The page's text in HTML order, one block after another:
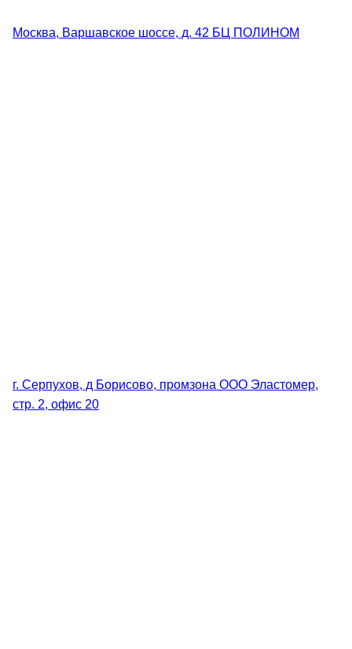
Москва, Варшавское шоссе, д. 42 БЦ ПОЛИНОМ
г. Серпухов, д Борисово, промзона ООО Эластомер,
стр. 2, офис 20